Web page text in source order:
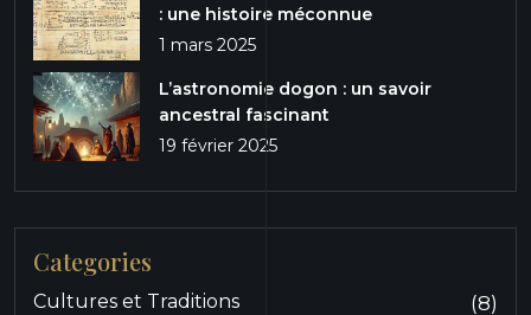
: une histoire méconnue
1 mars 2025
L’astronomie dogon : un savoir
ancestral fascinant
19 février 2025
Categories
Cultures et Traditions (8)